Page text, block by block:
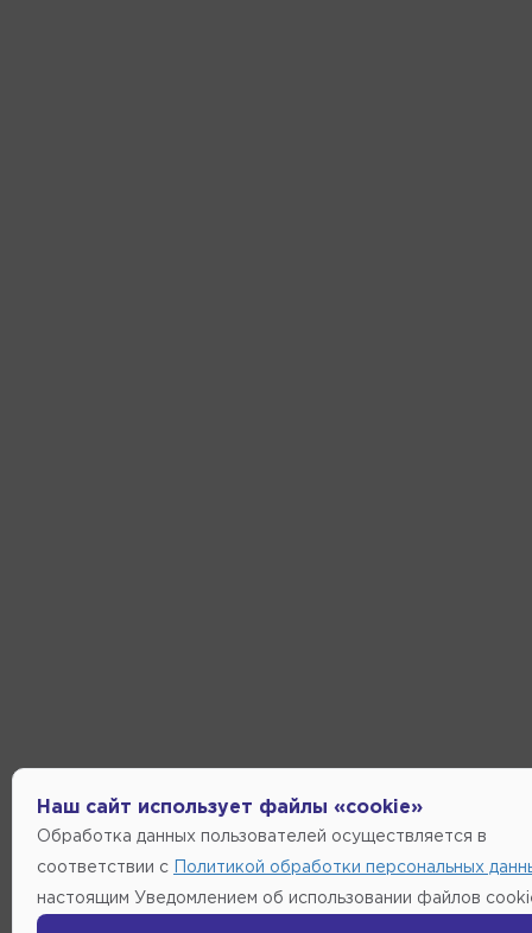
Наш сайт использует файлы «cookie»
Обработка данных пользователей осуществляется в
соответствии с Политикой обработки персональных
настоящим Уведомлением об использовании файлов